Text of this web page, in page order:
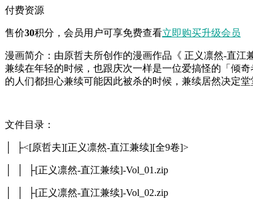
付费资源
售价30积分 ，会员用户可享免费查看立即购买升级会员
漫画简介：由原哲夫所创作的漫画作品《 正义凛然-直
兼续在年轻的时候，也跟庆次一样是一位爱搞怪的「倾
的人们都担心兼续可能因此被杀的时候，兼续居然决定
文件目录：
│ ├<[原哲夫][正义凛然-直江兼续][全9卷]>
│ │ ├[正义凛然-直江兼续]-Vol_01.zip
│ │ ├[正义凛然-直江兼续]-Vol_02.zip